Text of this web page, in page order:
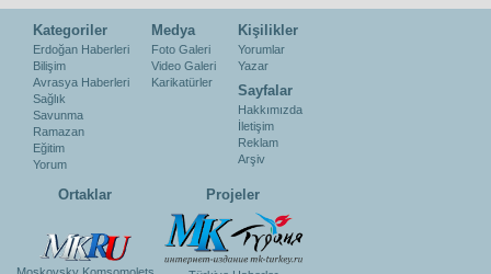
Kategoriler
Erdoğan Haberleri
Bilişim
Avrasya Haberleri
Sağlık
Savunma
Ramazan
Eğitim
Yorum
Medya
Foto Galeri
Video Galeri
Karikatürler
Kişilikler
Yorumlar
Yazar
Sayfalar
Hakkımızda
İletişim
Reklam
Arşiv
Ortaklar Projeler